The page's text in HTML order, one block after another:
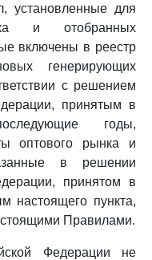
установленные для
и отобранных
включены в реестр
генерирующих
с решением
принятым в
годы,
оптового рынка и
в решении
принятом в
настоящего пункта,
Правилами.
Федерации не